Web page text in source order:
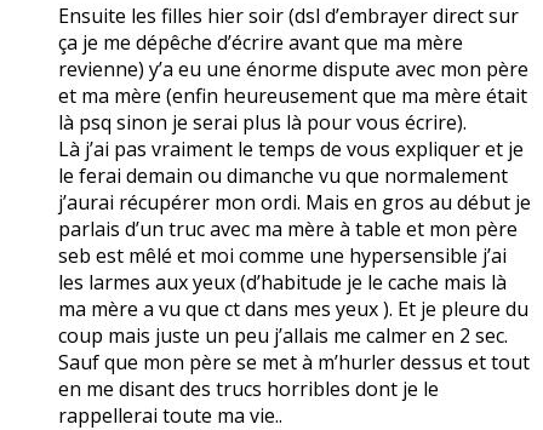
Ensuite les filles hier soir (dsl d’embrayer direct sur
ça je me dépêche d’écrire avant que ma mère
revienne) y’a eu une énorme dispute avec mon père
et ma mère (enfin heureusement que ma mère était
là psq sinon je serai plus là pour vous écrire).
Là j’ai pas vraiment le temps de vous expliquer et je
le ferai demain ou dimanche vu que normalement
j’aurai récupérer mon ordi. Mais en gros au début je
parlais d’un truc avec ma mère à table et mon père
seb est mêlé et moi comme une hypersensible j’ai
les larmes aux yeux (d’habitude je le cache mais là
ma mère a vu que ct dans mes yeux ). Et je pleure du
coup mais juste un peu j’allais me calmer en 2 sec.
Sauf que mon père se met à m’hurler dessus et tout
en me disant des trucs horribles dont je le
rappellerai toute ma vie..